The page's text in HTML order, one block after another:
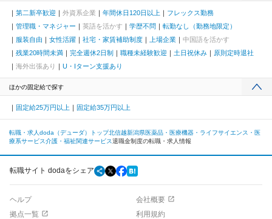
第二新卒歓迎 外資系企業 年間休日120日以上
フレックス勤務
管理職・マネジャー
英語を活かす 学歴不問
転勤なし（勤務地限定）
服装自由
女性活躍 社宅・家賃補助制度 上場企業
中国語を活かす
残業20時間未満
完全週休2日制 職種未経験歓迎 土日祝休み
原則定時退社
海外出張あり
U・Iターン支援あり
ほかの固定給で探す
固定給25万円以上 固定給35万円以上
転職・求人doda（デューダ）トップ北信越新潟県医薬品・医療機器・ライフサイエンス・医
療系サービス介護・福祉関連サービス退職金制度の転職・求人情報
転職サイト dodaをシェア
ヘルプ
会社概要
拠点一覧
利用規約